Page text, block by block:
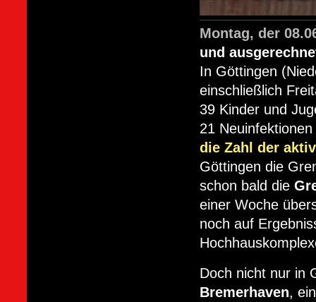
Montag, der
und
In Göttingen
einschließlich
39 Kinder und
21
die Zahl der
Göttingen die
schon bald die
einer Woche
noch auf
Doch nicht nur in
Bremerhaven,